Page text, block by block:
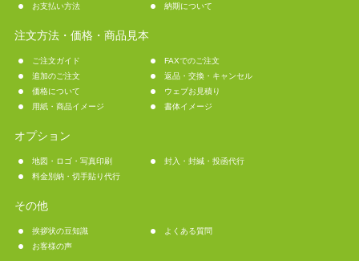
お支払い方法
納期について
注文方法・価格・商品見本
ご注文ガイド
FAXでのご注文
追加のご注文
返品・交換・キャンセル
価格について
ウェブお見積り
用紙・商品イメージ
書体イメージ
オプション
地図・ロゴ・写真印刷
封入・封緘・投函代行
料金別納・切手貼り代行
その他
挨拶状の豆知識
よくある質問
お客様の声